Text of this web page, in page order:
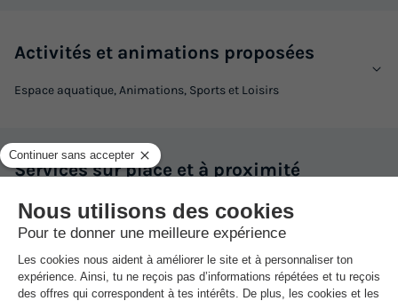
Activités et animations proposées
Espace aquatique, Animations, Sports et Loisirs
Services sur place et à proximité
Santé et Bien-être, Commerces et Restauration, Locations et
équipements, divers